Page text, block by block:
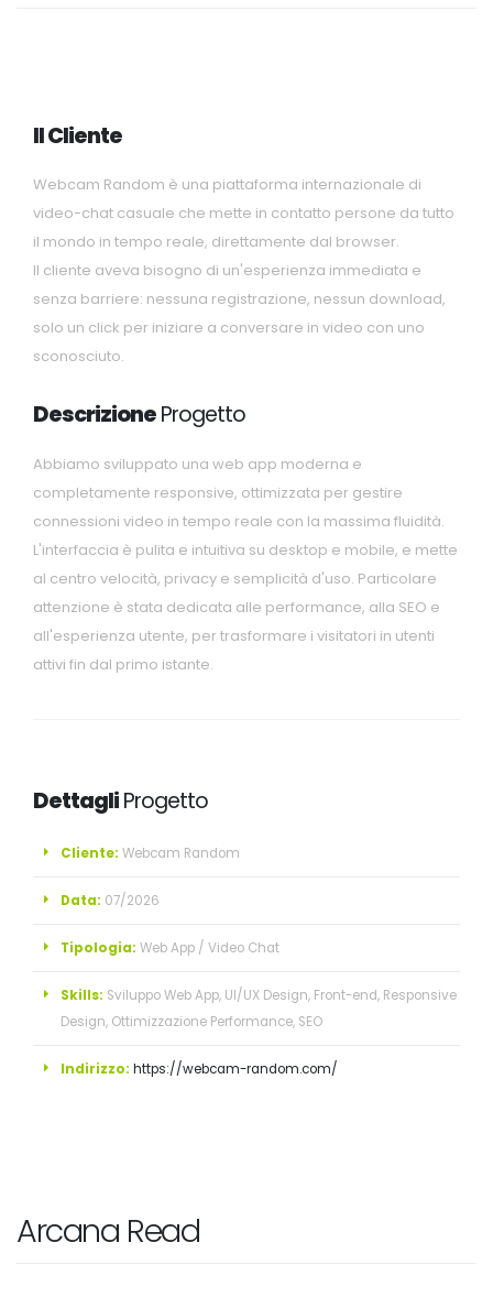
Il Cliente
Webcam Random è una piattaforma internazionale di
video-chat casuale che mette in contatto persone da tutto
il mondo in tempo reale, direttamente dal browser.
Il cliente aveva bisogno di un'esperienza immediata e
senza barriere: nessuna registrazione, nessun download,
solo un click per iniziare a conversare in video con uno
sconosciuto.
DescrizioneProgetto
Abbiamo sviluppato una web app moderna e
completamente responsive, ottimizzata per gestire
connessioni video in tempo reale con la massima fluidità.
L'interfaccia è pulita e intuitiva su desktop e mobile, e mette
al centro velocità, privacy e semplicità d'uso. Particolare
attenzione è stata dedicata alle performance, alla SEO e
all'esperienza utente, per trasformare i visitatori in utenti
attivi fin dal primo istante.
DettagliProgetto
Cliente: Webcam Random
Data: 07/2026
Tipologia: Web App / Video Chat
Skills: Sviluppo Web App, UI/UX Design, Front-end, Responsive
Design, Ottimizzazione Performance, SEO
Indirizzo: https://webcam-random.com/
Arcana Read